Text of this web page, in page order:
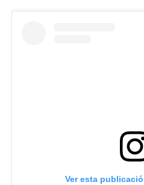
Ver esta